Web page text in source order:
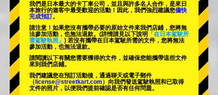
東京澀谷附屬 東京灣
東京淺草 大阪
沖繩
我們是日本最大的卡丁車公司，並且與許多名人合作，是來日
本旅行的遊客中最受歡迎的活動 ！因此，我們強烈建議您儘快
完成預訂。
請注意！如果您沒有攜帶必要的原始文件來我們店鋪，您將無
法參加活動，也無法退款。 (詳情請見以下說明
「在日本駕駛所
需駕駛執照」 ) 若沒有攜帶在日本駕駛所需的文件，您將無法
參加活動，也無法退款。
請閱讀以下有關您需要獲得的文件，並確保您能攜帶這些文件
來到我們店鋪。
我們建議您在預訂活動後，通過聊天或電子郵件
（ license@streetkart.com ）向我們發送駕駛執照和已取得
文件的照片，以便我們提前確認是否有任何問題。